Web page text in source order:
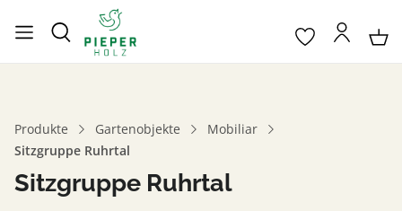
Produkte Gartenobjekte
Mobiliar
Sitzgruppe Ruhrtal
Sitzgruppe Ruhrtal